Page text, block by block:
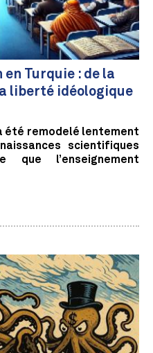
Turquie : de la
liberté idéologique
été remodelé lentement
scientifiques
que l’enseignement